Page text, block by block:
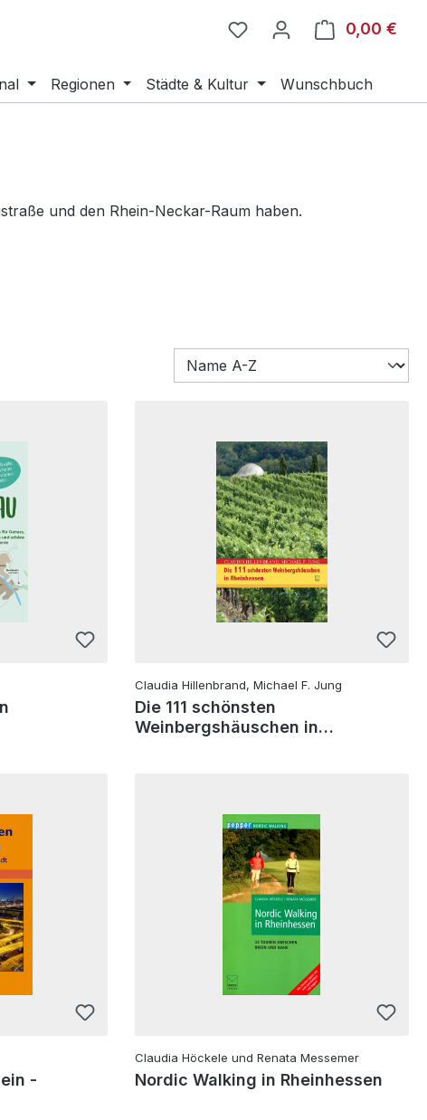
0,00 €
Regionen Städte & Kultur Wunschbuch
und den Rhein-Neckar-Raum haben.
Claudia Hillenbrand, Michael F. Jung
Die 111 schönsten
Weinbergshäuschen in
-
Claudia Höckele und Renata Messemer
Nordic Walking in Rheinhessen